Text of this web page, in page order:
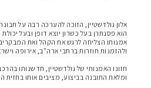
אלון גולדשטיין, הזוכה להערכה רבה על
הוא פסנתרן בעל כשרון יוצא דופן ובעל
אמנותו הצליחה לרגש את הקהל ואת
ולהזמנות חוזרות ברחבי ארה"ב, אירופה
חזונו האמנותי של גולדשטיין, חדשנותו
ומלאת התובנה בביצוע, מציבים אותו בחזית